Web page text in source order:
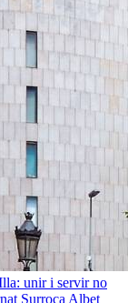
unir i servir no
Surroca Albet